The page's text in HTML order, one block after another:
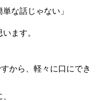
な話じゃない」
ます。
から、軽々に口にでき